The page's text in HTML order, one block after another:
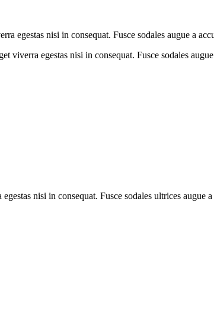
egestas nisi in consequat. Fusce sodales augue a
viverra egestas nisi in consequat. Fusce sodales
nisi in consequat. Fusce sodales ultrices